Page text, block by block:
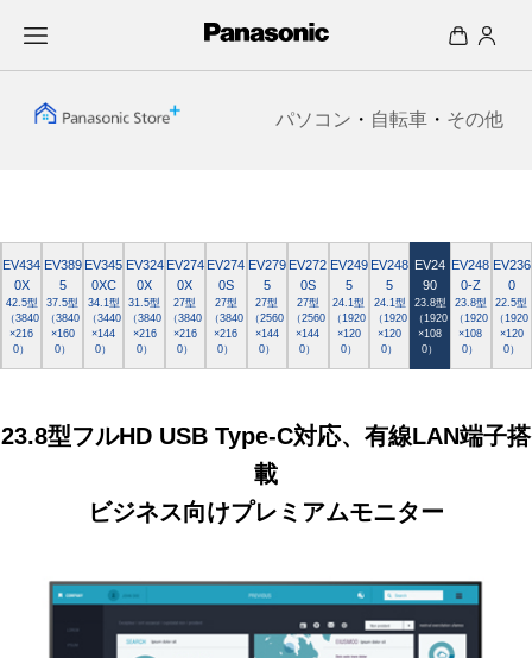
パソコン ・ 自転車 ・ その他
EV434
0X
42.5型
（3840
×216
0）
EV389
5
37.5型
（3840
×160
0）
EV345
0XC
34.1型
（3440
×144
0）
EV324
0X
31.5型
（3840
×216
0）
EV274
0X
27型
（3840
×216
0）
EV274
0S
27型
（3840
×216
0）
EV279
5
27型
（2560
×144
0）
EV272
0S
27型
（2560
×144
0）
EV249
5
24.1型
（1920
×120
0）
EV248
5
24.1型
（1920
×120
0）
EV24
90
23.8型
（1920
×108
0）
EV248
0-Z
23.8型
（1920
×108
0）
EV236
0
22.5型
（1920
×120
0）
23.8型フルHD USB Type-C対応、有線LAN端子搭
載
ビジネス向けプレミアムモニター